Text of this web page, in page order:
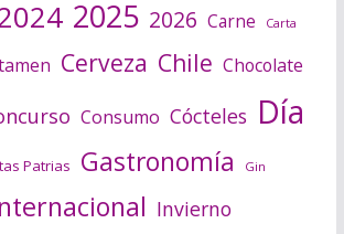
2025 2026 Carne Carta
Cerveza Chile Chocolate
Consumo Cócteles Día
Patrias Gastronomía Gin
Invierno